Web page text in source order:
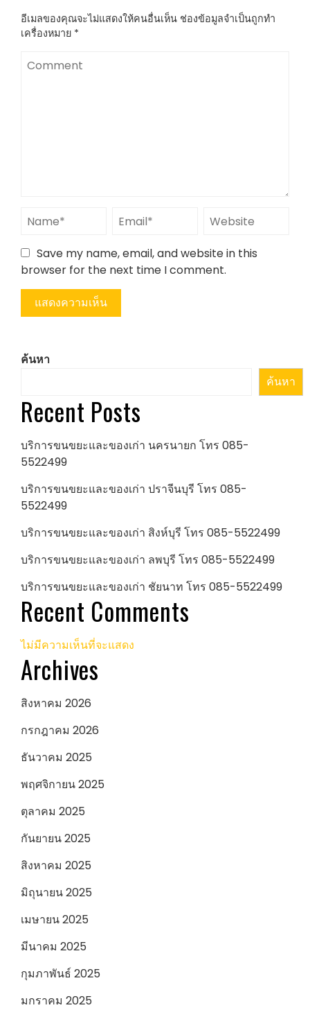
อีเมลของคุณจะไม่แสดงให้คนอื่นเห็น ช่องข้อมูลจำเป็นถูกทำ
เครื่องหมาย *
Save my name, email, and website in this
browser for the next time I comment.
ค้นหา
ค้นหา
Recent Posts
บริการขนขยะและของเก่า นครนายก โทร 085-
5522499
บริการขนขยะและของเก่า ปราจีนบุรี โทร 085-
5522499
บริการขนขยะและของเก่า สิงห์บุรี โทร 085-5522499
บริการขนขยะและของเก่า ลพบุรี โทร 085-5522499
บริการขนขยะและของเก่า ชัยนาท โทร 085-5522499
Recent Comments
ไม่มีความเห็นที่จะแสดง
Archives
สิงหาคม 2026
กรกฎาคม 2026
ธันวาคม 2025
พฤศจิกายน 2025
ตุลาคม 2025
กันยายน 2025
สิงหาคม 2025
มิถุนายน 2025
เมษายน 2025
มีนาคม 2025
กุมภาพันธ์ 2025
มกราคม 2025